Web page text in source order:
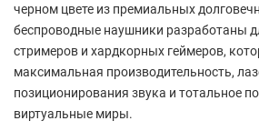
черном цвете из премиальных
беспроводные наушники разработаны
стримеров и хардкорных геймеров,
максимальная производительность,
позиционирования звука и тотальное
виртуальные миры.